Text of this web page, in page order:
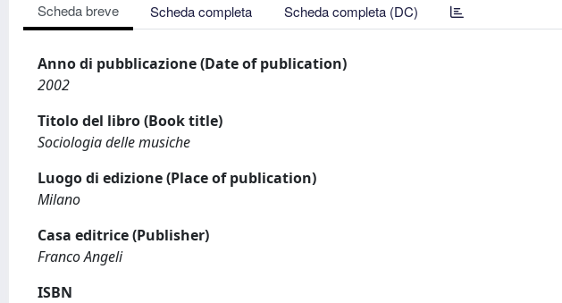
Scheda breve Scheda completa Scheda completa (DC)
Anno di pubblicazione (Date of publication)
2002
Titolo del libro (Book title)
Sociologia delle musiche
Luogo di edizione (Place of publication)
Milano
Casa editrice (Publisher)
Franco Angeli
ISBN